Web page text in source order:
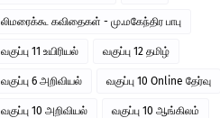
லிமரைக்கூ கவிதைகள் - மு.மகேந்திர பாபு
வகுப்பு 11 உயிரியல் வகுப்பு 12 தமிழ்
வகுப்பு 6 அறிவியல் வகுப்பு 10 Online தேர்வு
வகுப்பு 10 அறிவியல் வகுப்பு 10 ஆங்கிலம்